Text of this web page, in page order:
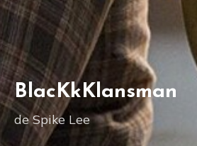
BlacKkKlansman
de Spike Lee